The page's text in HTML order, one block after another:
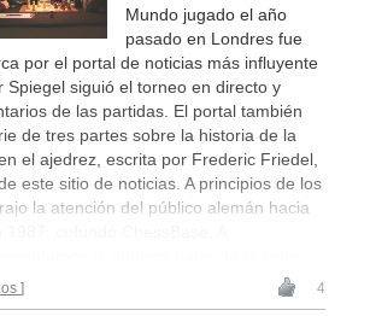
Mundo jugado el año
pasado en Londres fue
por el portal de noticias más influyente
Spiegel siguió el torneo en directo y
de las partidas. El portal también
de tres partes sobre la historia de la
el ajedrez, escrita por Frederic Friedel,
este sitio de noticias. A principios de los
la atención del público alemán hacia
4